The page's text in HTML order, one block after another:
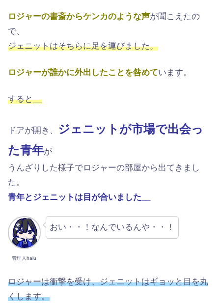
ロジャーの書斎からケンカのような声が聞こえたの
で、
ジェニットはそちらに足を運びました。
ロジャーが誰かに外出したことを咎めています。
すると__
ドアが開き、
ジェニットが市場で出会っ
た青年が
うんざりした様子でロジャーの部屋から出てきまし
た。
青年とジェニットは目が合いました__
管理人halu
おい・・！なんでいるんや・・！
ロジャーは衝撃を受け、ジェニットはギョッと目を丸
くします。